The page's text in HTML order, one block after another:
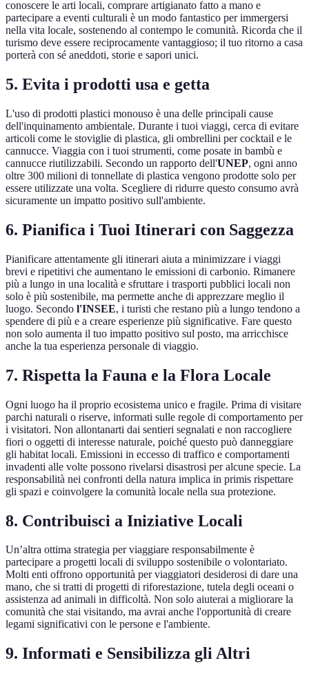
conoscere le arti locali, comprare artigianato fatto a mano e
partecipare a eventi culturali è un modo fantastico per immergersi
nella vita locale, sostenendo al contempo le comunità. Ricorda che il
turismo deve essere reciprocamente vantaggioso; il tuo ritorno a casa
porterà con sé aneddoti, storie e sapori unici.
5. Evita i prodotti usa e getta
L'uso di prodotti plastici monouso è una delle principali cause
dell'inquinamento ambientale. Durante i tuoi viaggi, cerca di evitare
articoli come le stoviglie di plastica, gli ombrellini per cocktail e le
cannucce. Viaggia con i tuoi strumenti, come posate in bambù e
cannucce riutilizzabili. Secondo un rapporto dell'UNEP, ogni anno
oltre 300 milioni di tonnellate di plastica vengono prodotte solo per
essere utilizzate una volta. Scegliere di ridurre questo consumo avrà
sicuramente un impatto positivo sull'ambiente.
6. Pianifica i Tuoi Itinerari con Saggezza
Pianificare attentamente gli itinerari aiuta a minimizzare i viaggi
brevi e ripetitivi che aumentano le emissioni di carbonio. Rimanere
più a lungo in una località e sfruttare i trasporti pubblici locali non
solo è più sostenibile, ma permette anche di apprezzare meglio il
luogo. Secondo l'INSEE, i turisti che restano più a lungo tendono a
spendere di più e a creare esperienze più significative. Fare questo
non solo aumenta il tuo impatto positivo sul posto, ma arricchisce
anche la tua esperienza personale di viaggio.
7. Rispetta la Fauna e la Flora Locale
Ogni luogo ha il proprio ecosistema unico e fragile. Prima di visitare
parchi naturali o riserve, informati sulle regole di comportamento per
i visitatori. Non allontanarti dai sentieri segnalati e non raccogliere
fiori o oggetti di interesse naturale, poiché questo può danneggiare
gli habitat locali. Emissioni in eccesso di traffico e comportamenti
invadenti alle volte possono rivelarsi disastrosi per alcune specie. La
responsabilità nei confronti della natura implica in primis rispettare
gli spazi e coinvolgere la comunità locale nella sua protezione.
8. Contribuisci a Iniziative Locali
Un’altra ottima strategia per viaggiare responsabilmente è
partecipare a progetti locali di sviluppo sostenibile o volontariato.
Molti enti offrono opportunità per viaggiatori desiderosi di dare una
mano, che si tratti di progetti di riforestazione, tutela degli oceani o
assistenza ad animali in difficoltà. Non solo aiuterai a migliorare la
comunità che stai visitando, ma avrai anche l'opportunità di creare
legami significativi con le persone e l'ambiente.
9. Informati e Sensibilizza gli Altri